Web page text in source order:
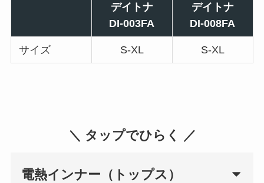
デイトナ
DI-003FA
デイトナ
DI-008FA
サイズ S-XL S-XL
＼ タップでひらく ／
電熱インナー（トップス）